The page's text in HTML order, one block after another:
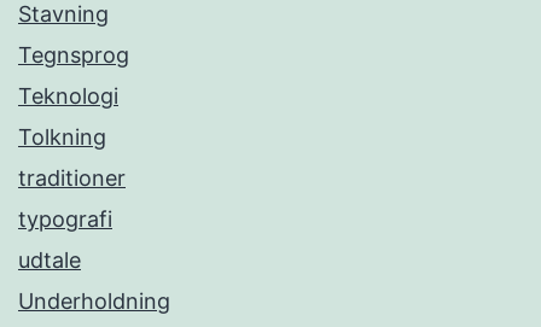
Stavning
Tegnsprog
Teknologi
Tolkning
traditioner
typografi
udtale
Underholdning